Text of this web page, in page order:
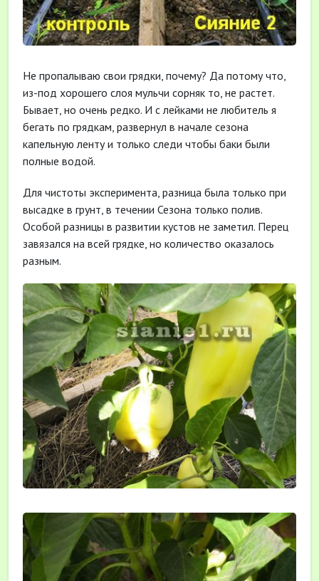
Не пропалываю свои грядки, почему? Да потому что,
из-под хорошего слоя мульчи сорняк то, не растет.
Бывает, но очень редко. И с лейками не любитель я
бегать по грядкам, развернул в начале сезона
капельную ленту и только следи чтобы баки были
полные водой.
Для чистоты эксперимента, разница была только при
высадке в грунт, в течении Сезона только полив.
Особой разницы в развитии кустов не заметил. Перец
завязался на всей грядке, но количество оказалось
разным.